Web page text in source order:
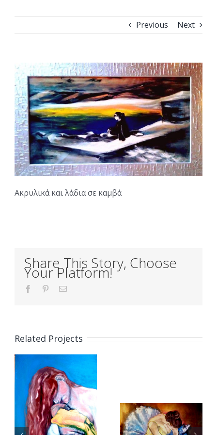
Previous Next
Ακρυλικά και λάδια σε καμβά
Share This Story, Choose
Your Platform!
FacebookPinterestEmail
Related Projects